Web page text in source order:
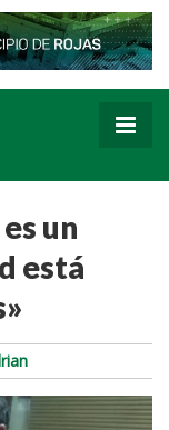
un
está